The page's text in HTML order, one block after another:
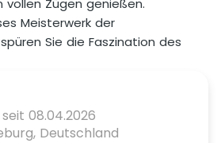
vollen Zügen genießen.
Meisterwerk der
Sie die Faszination des
08.04.2026
Deutschland